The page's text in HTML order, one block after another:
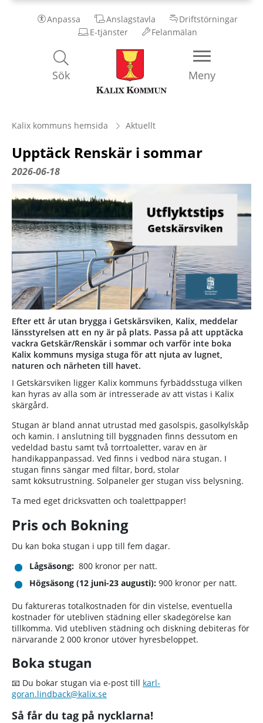
Anpassa Anslagstavla
Driftstörningar
E-tjänster
Felanmälan
Kalix
Kommun
Meny
Sök
Kalix kommuns hemsida Aktuellt
Upptäck Renskär i sommar
2026-06-18
Efter ett år utan brygga i Getskärsviken, Kalix, meddelar
länsstyrelsen att en ny är på plats. Passa på att upptäcka
vackra Getskär/Renskär i sommar och varför inte boka
Kalix kommuns mysiga stuga för att njuta av lugnet,
naturen och närheten till havet.
I Getskärsviken ligger Kalix kommuns fyrbäddsstuga vilken
kan hyras av alla som är intresserade av att vistas i Kalix
skärgård.
Stugan är bland annat utrustad med gasolspis, gasolkylskåp
och kamin. I anslutning till byggnaden finns dessutom en
vedeldad bastu samt två torrtoaletter, varav en är
handikappanpassad. Ved finns i vedbod nära stugan. I
stugan finns sängar med filtar, bord, stolar
samt köksutrustning. Solpaneler ger stugan viss belysning.
Ta med eget dricksvatten och toalettpapper!
Pris och Bokning
Du kan boka stugan i upp till fem dagar.
Lågsäsong: 800 kronor per natt.
Högsäsong (12 juni-23 augusti): 900 kronor per natt.
Du faktureras totalkostnaden för din vistelse, eventuella
kostnader för utebliven städning eller skadegörelse kan
tillkomma. Vid utebliven städning och diskning debiteras för
närvarande 2 000 kronor utöver hyresbeloppet.
Boka stugan
📧 Du bokar stugan via e-post till karl-
goran.lindback@kalix.se
Så får du tag på nycklarna!